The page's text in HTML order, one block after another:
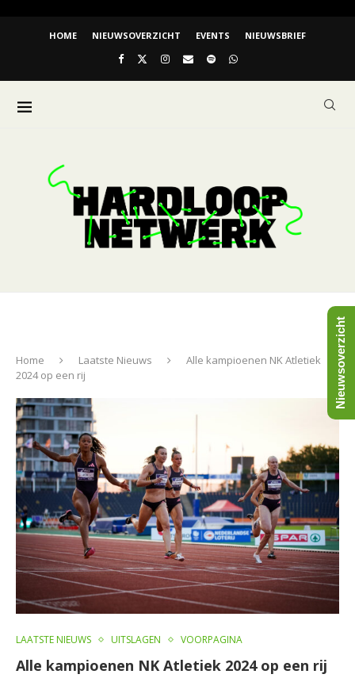
HOME NIEUWSOVERZICHT EVENTS NIEUWSBRIEF
Home Laatste Nieuws
Alle kampioenen NK Atletiek
2024 op een rij
LAATSTE NIEUWS UITSLAGEN VOORPAGINA
Alle kampioenen NK Atletiek 2024 op een rij
Nieuwsoverzicht